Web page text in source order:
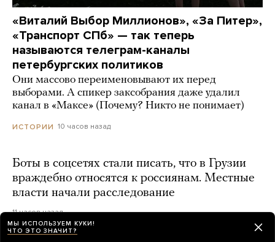
«Виталий Выбор Миллионов», «За Питер»,
«Транспорт СПб» — так теперь
называются телеграм-каналы
петербургских политиков
Они массово переименовывают их перед
выборами. А спикер заксобрания даже удалил
канал в «Максе» (Почему? Никто не понимает)
ИСТОРИИ 10 часов назад
Боты в соцсетях стали писать, что в Грузии
враждебно относятся к россиянам. Местные
власти начали расследование
11 часов назад
МЫ ИСПОЛЬЗУЕМ КУКИ!
ЧТО ЭТО ЗНАЧИТ?